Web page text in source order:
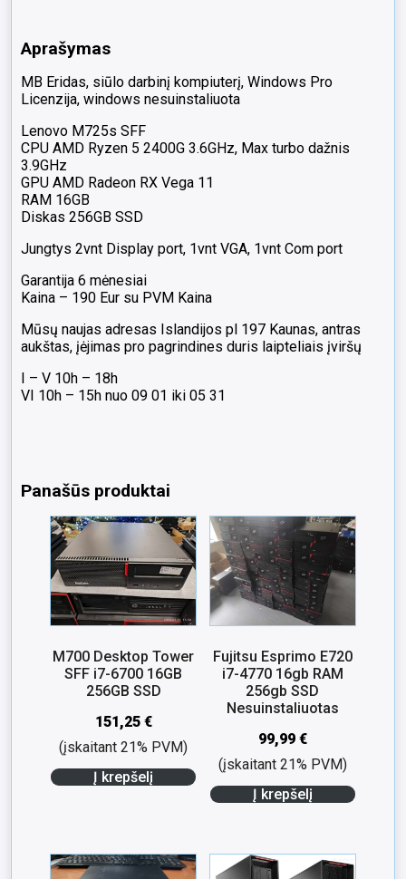
Display
Aprašymas
MB Eridas, siūlo darbinį kompiuterį, Windows Pro
Licenzija, windows nesuinstaliuota
Lenovo M725s SFF
CPU AMD Ryzen 5 2400G 3.6GHz, Max turbo dažnis
3.9GHz
GPU AMD Radeon RX Vega 11
RAM 16GB
Diskas 256GB SSD
Jungtys 2vnt Display port, 1vnt VGA, 1vnt Com port
Garantija 6 mėnesiai
Kaina – 190 Eur su PVM Kaina
Mūsų naujas adresas Islandijos pl 197 Kaunas, antras
aukštas, įėjimas pro pagrindines duris laipteliais įviršų
I – V 10h – 18h
VI 10h – 15h nuo 09 01 iki 05 31
Panašūs produktai
M700 Desktop Tower
SFF i7-6700 16GB
256GB SSD
151,25 €
(įskaitant 21% PVM)
Į krepšelį
Fujitsu Esprimo E720
i7-4770 16gb RAM
256gb SSD
Nesuinstaliuotas
99,99 €
(įskaitant 21% PVM)
Į krepšelį